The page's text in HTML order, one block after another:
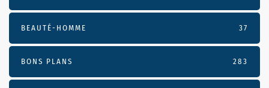
BEAUTÉ-HOMME 37
BONS PLANS 283